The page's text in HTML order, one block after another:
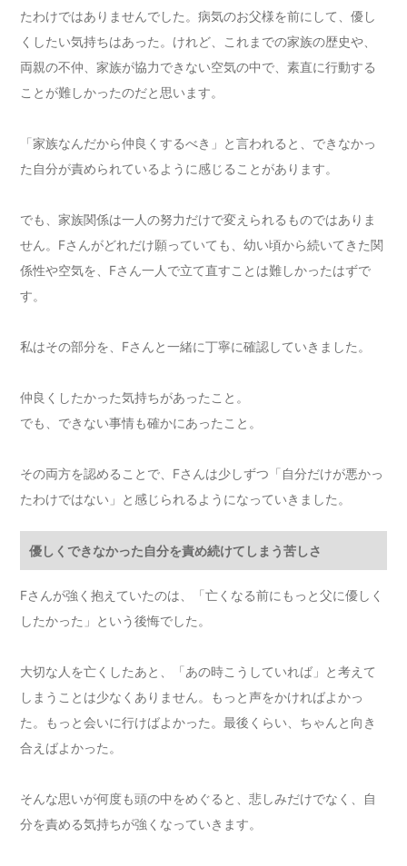
たわけではありませんでした。病気のお父様を前にして、優し
くしたい気持ちはあった。けれど、これまでの家族の歴史や、
両親の不仲、家族が協力できない空気の中で、素直に行動する
ことが難しかったのだと思います。
「家族なんだから仲良くするべき」と言われると、できなかっ
た自分が責められているように感じることがあります。
でも、家族関係は一人の努力だけで変えられるものではありま
せん。Fさんがどれだけ願っていても、幼い頃から続いてきた関
係性や空気を、Fさん一人で立て直すことは難しかったはずで
す。
私はその部分を、Fさんと一緒に丁寧に確認していきました。
仲良くしたかった気持ちがあったこと。
でも、できない事情も確かにあったこと。
その両方を認めることで、Fさんは少しずつ「自分だけが悪かっ
たわけではない」と感じられるようになっていきました。
優しくできなかった自分を責め続けてしまう苦しさ
Fさんが強く抱えていたのは、「亡くなる前にもっと父に優しく
したかった」という後悔でした。
大切な人を亡くしたあと、「あの時こうしていれば」と考えて
しまうことは少なくありません。もっと声をかければよかっ
た。もっと会いに行けばよかった。最後くらい、ちゃんと向き
合えばよかった。
そんな思いが何度も頭の中をめぐると、悲しみだけでなく、自
分を責める気持ちが強くなっていきます。